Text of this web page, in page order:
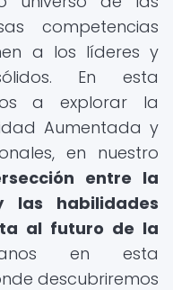
competencias
a los líderes y
En esta
a explorar la
Aumentada y
en nuestro
entre la
las habilidades
al futuro de la
en esta
descubriremos